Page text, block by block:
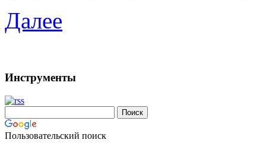
Далее
Инструменты
Пользовательский поиск